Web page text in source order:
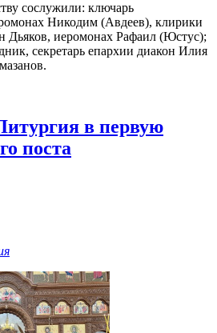
сослужили: ключарь
Никодим (Авдеев), клирики
Дьяков, иеромонах Рафаил (Юстус);
секретарь епархии диакон Илия
в первую
поста